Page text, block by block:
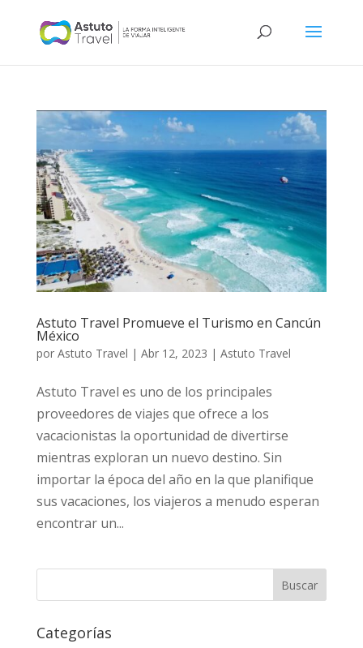
Astuto Travel Promueve el Turismo en Cancún
México
por Astuto Travel | Abr 12, 2023 | Astuto Travel
Astuto Travel es uno de los principales
proveedores de viajes que ofrece a los
vacacionistas la oportunidad de divertirse
mientras exploran un nuevo destino. Sin
importar la época del año en la que planifique
sus vacaciones, los viajeros a menudo esperan
encontrar un...
Categorías